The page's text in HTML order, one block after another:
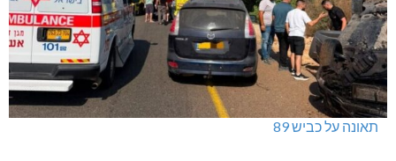
תאונה על כביש 89